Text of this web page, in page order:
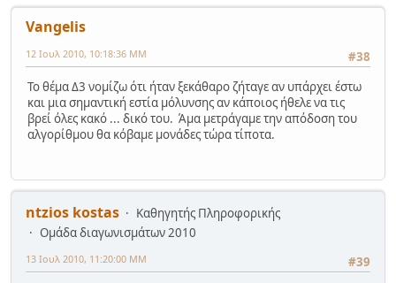
Vangelis
#38
12 Ιουλ 2010, 10:18:36 ΜΜ
Το θέμα Δ3 νομίζω ότι ήταν ξεκάθαρο ζήταγε αν υπάρχει έστω
και μια σημαντική εστία μόλυνσης αν κάποιος ήθελε να τις
βρεί όλες κακό ... δικό του. Άμα μετράγαμε την απόδοση του
αλγορίθμου θα κόβαμε μονάδες τώρα τίποτα.
ntzios kostas
Καθηγητής Πληροφορικής
Ομάδα διαγωνισμάτων 2010
#39
13 Ιουλ 2010, 11:20:00 ΜΜ